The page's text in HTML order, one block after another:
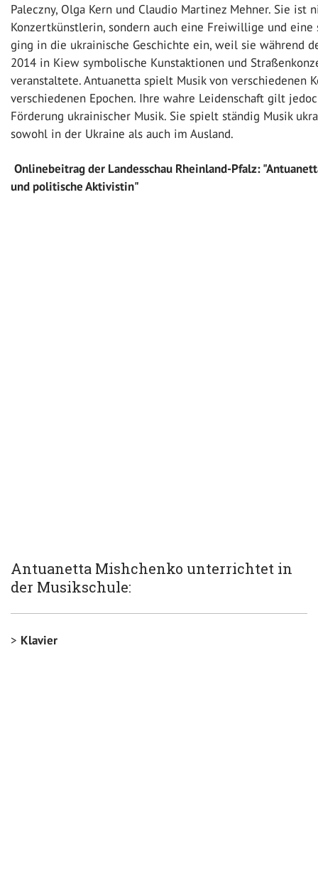
Paleczny, Olga Kern und Claudio Martinez Mehner. Sie ist
Konzertkünstlerin, sondern auch eine Freiwillige und
ging in die ukrainische Geschichte ein, weil sie während
2014 in Kiew symbolische Kunstaktionen und
veranstaltete. Antuanetta spielt Musik von verschiedenen
verschiedenen Epochen. Ihre wahre Leidenschaft gilt
Förderung ukrainischer Musik. Sie spielt ständig Musik
sowohl in der Ukraine als auch im Ausland.
Onlinebeitrag der Landesschau Rheinland-Pfalz:
und politische Aktivistin"
Antuanetta Mishchenko unterrichtet in
der Musikschule:
Klavier